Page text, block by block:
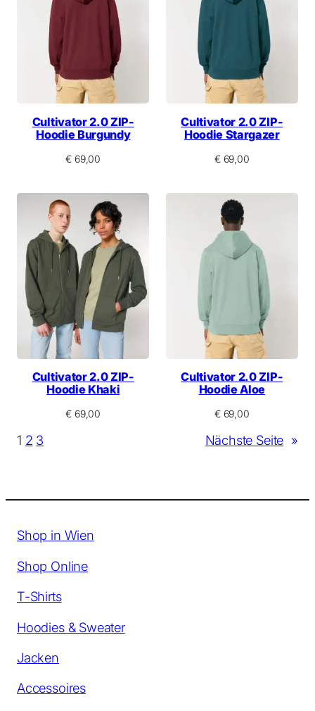
Cultivator 2.0 ZIP-
Hoodie Burgundy
€ 69,00
Cultivator 2.0 ZIP-
Hoodie Stargazer
€69,00
Cultivator 2.0 ZIP-
Hoodie Khaki
€ 69,00
Cultivator 2.0 ZIP-
Hoodie Aloe
€69,00
1 2 3 Nächste Seite »
Shop in Wien
Shop Online
T-Shirts
Hoodies & Sweater
Jacken
Accessoires